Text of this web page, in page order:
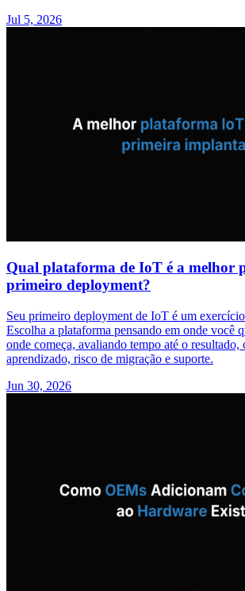
Jul 5, 2026
Qual plataforma de IoT é a melhor
primeiro deployment?
Seu primeiro deployment de IoT é um
Escolha a plataforma pensando em onde você
onde começa, avaliando tempo até o resultado,
aprendizado, risco de migração e suporte.
Jun 30, 2026